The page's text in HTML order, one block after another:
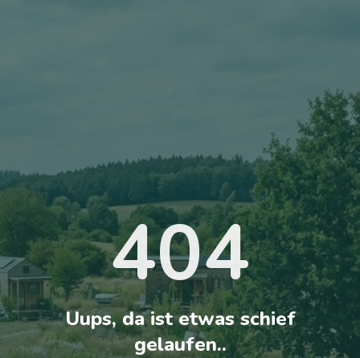
404
Uups, da ist etwas schief
gelaufen..